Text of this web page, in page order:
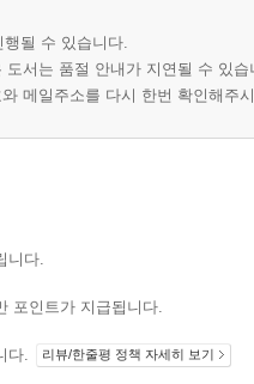
될 수 있습니다.
서는 품절 안내가 지연될 수 있습
메일주소를 다시 한번 확인해주
니다.
포인트가 지급됩니다.
다.
리뷰/한줄평 정책 자세히 보기